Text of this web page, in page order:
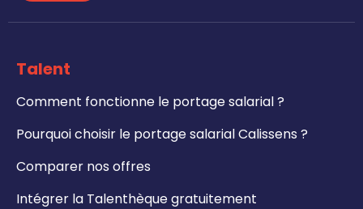
Talent
Comment fonctionne le portage salarial ?
Pourquoi choisir le portage salarial Calissens ?
Comparer nos offres
Intégrer la Talenthèque gratuitement